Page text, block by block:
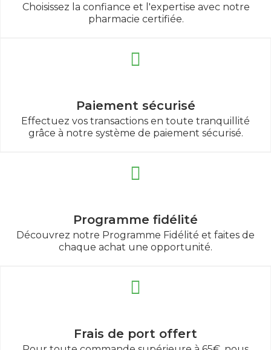
Choisissez la confiance et l'expertise avec notre
pharmacie certifiée.
Paiement sécurisé
Effectuez vos transactions en toute tranquillité
grâce à notre système de paiement sécurisé.
Programme fidélité
Découvrez notre Programme Fidélité et faites de
chaque achat une opportunité.
Frais de port offert